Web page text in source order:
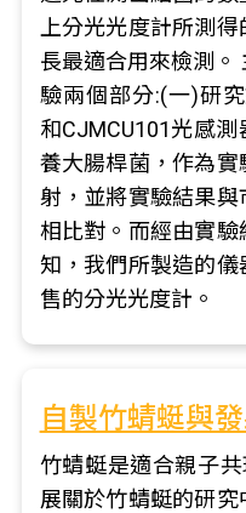
上分光光度計所測
長最適合用來檢測。
驗兩個部分:(一)研
和CJMCU101光感
養大腸桿菌，作為
射，並將實驗結果
相比對。而經由實
知，我們所製造的
售的分光光度計。
自製竹蜻蜓與
竹蜻蜓是適合親子
展關於竹蜻蜓的研